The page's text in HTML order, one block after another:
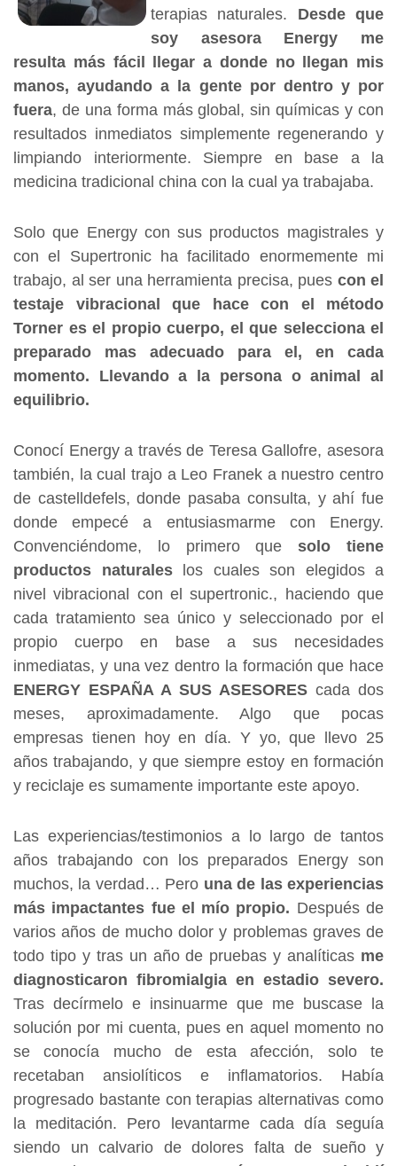
terapias naturales. Desde que
soy asesora Energy me
resulta más fácil llegar a donde no llegan mis
manos, ayudando a la gente por dentro y por
fuera, de una forma más global, sin químicas y con
resultados inmediatos simplemente regenerando y
limpiando interiormente. Siempre en base a la
medicina tradicional china con la cual ya trabajaba.
Solo que Energy con sus productos magistrales y
con el Supertronic ha facilitado enormemente mi
trabajo, al ser una herramienta precisa, pues con el
testaje vibracional que hace con el método
Torner es el propio cuerpo, el que selecciona el
preparado mas adecuado para el, en cada
momento. Llevando a la persona o animal al
equilibrio.
Conocí Energy a través de Teresa Gallofre, asesora
también, la cual trajo a Leo Franek a nuestro centro
de castelldefels, donde pasaba consulta, y ahí fue
donde empecé a entusiasmarme con Energy.
Convenciéndome, lo primero quesolo tiene
productos naturaleslos cuales son elegidos a
nivel vibracional con el supertronic., haciendo que
cada tratamiento sea único y seleccionado por el
propio cuerpo en base a sus necesidades
inmediatas, y una vez dentro la formación que hace
ENERGY ESPAÑA A SUS ASESORES cada dos
meses, aproximadamente. Algo que pocas
empresas tienen hoy en día. Y yo, que llevo 25
años trabajando, y que siempre estoy en formación
y reciclaje es sumamente importante este apoyo.
Las experiencias/testimonios a lo largo de tantos
años trabajando con los preparados Energy son
muchos, la verdad… Pero una de las experiencias
más impactantes fue el mío propio. Después de
varios años de mucho dolor y problemas graves de
todo tipo y tras un año de pruebas y analíticas me
diagnosticaron fibromialgia en estadio severo.
Tras decírmelo e insinuarme que me buscase la
solución por mi cuenta, pues en aquel momento no
se conocía mucho de esta afección, solo te
recetaban ansiolíticos e inflamatorios. Había
progresado bastante con terapias alternativas como
la meditación. Pero levantarme cada día seguía
siendo un calvario de dolores falta de sueño y